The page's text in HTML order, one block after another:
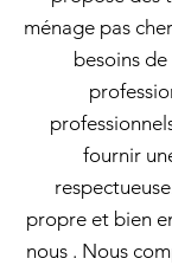
ménage pas
besoins
fournir
propre et bien
nous . Nous